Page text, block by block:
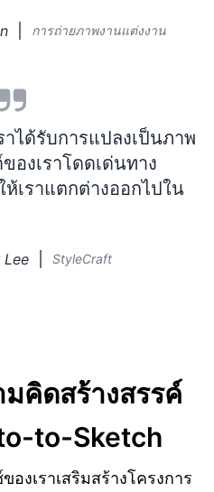
การถ่ายภาพงานแต่งงาน
ได้รับการแปลงเป็นภาพ
องเราโดดเด่นทาง
เราแตกต่างออกไปใน
StyleCraft
คิดสร้างสรรค์
to-Sketch
งเราเสริมสร้างโครงการ